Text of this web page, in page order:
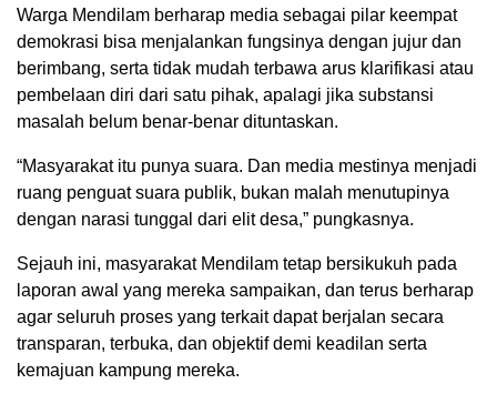
Warga Mendilam berharap media sebagai pilar keempat
demokrasi bisa menjalankan fungsinya dengan jujur dan
berimbang, serta tidak mudah terbawa arus klarifikasi atau
pembelaan diri dari satu pihak, apalagi jika substansi
masalah belum benar-benar dituntaskan.
“Masyarakat itu punya suara. Dan media mestinya menjadi
ruang penguat suara publik, bukan malah menutupinya
dengan narasi tunggal dari elit desa,” pungkasnya.
Sejauh ini, masyarakat Mendilam tetap bersikukuh pada
laporan awal yang mereka sampaikan, dan terus berharap
agar seluruh proses yang terkait dapat berjalan secara
transparan, terbuka, dan objektif demi keadilan serta
kemajuan kampung mereka.